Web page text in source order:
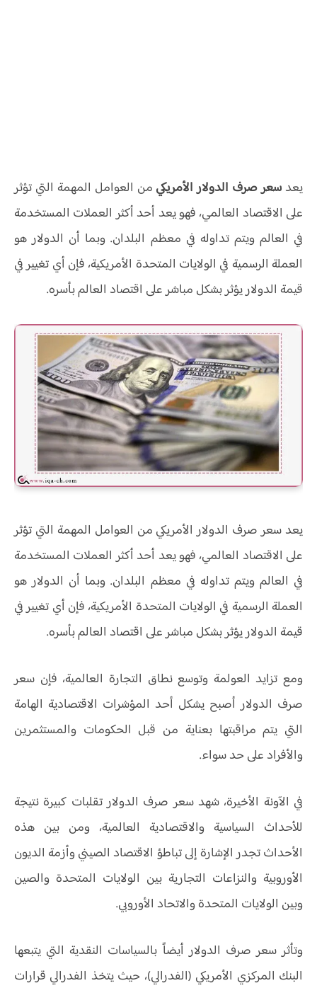
يعد سعر صرف الدولار الأمريكي من العوامل المهمة التي تؤثر
على الاقتصاد العالمي، فهو يعد أحد أكثر العملات المستخدمة
في العالم ويتم تداوله في معظم البلدان. وبما أن الدولار هو
العملة الرسمية في الولايات المتحدة الأمريكية، فإن أي تغيير في
قيمة الدولار يؤثر بشكل مباشر على اقتصاد العالم بأسره.
يعد سعر صرف الدولار الأمريكي من العوامل المهمة التي تؤثر
على الاقتصاد العالمي، فهو يعد أحد أكثر العملات المستخدمة
في العالم ويتم تداوله في معظم البلدان. وبما أن الدولار هو
العملة الرسمية في الولايات المتحدة الأمريكية، فإن أي تغيير في
قيمة الدولار يؤثر بشكل مباشر على اقتصاد العالم بأسره.
ومع تزايد العولمة وتوسع نطاق التجارة العالمية، فإن سعر
صرف الدولار أصبح يشكل أحد المؤشرات الاقتصادية الهامة
التي يتم مراقبتها بعناية من قبل الحكومات والمستثمرين
والأفراد على حد سواء.
في الآونة الأخيرة، شهد سعر صرف الدولار تقلبات كبيرة نتيجة
للأحداث السياسية والاقتصادية العالمية، ومن بين هذه
الأحداث تجدر الإشارة إلى تباطؤ الاقتصاد الصيني وأزمة الديون
الأوروبية والنزاعات التجارية بين الولايات المتحدة والصين
وبين الولايات المتحدة والاتحاد الأوروبي.
وتأثر سعر صرف الدولار أيضاً بالسياسات النقدية التي يتبعها
البنك المركزي الأمريكي (الفدرالي)، حيث يتخذ الفدرالي قرارات